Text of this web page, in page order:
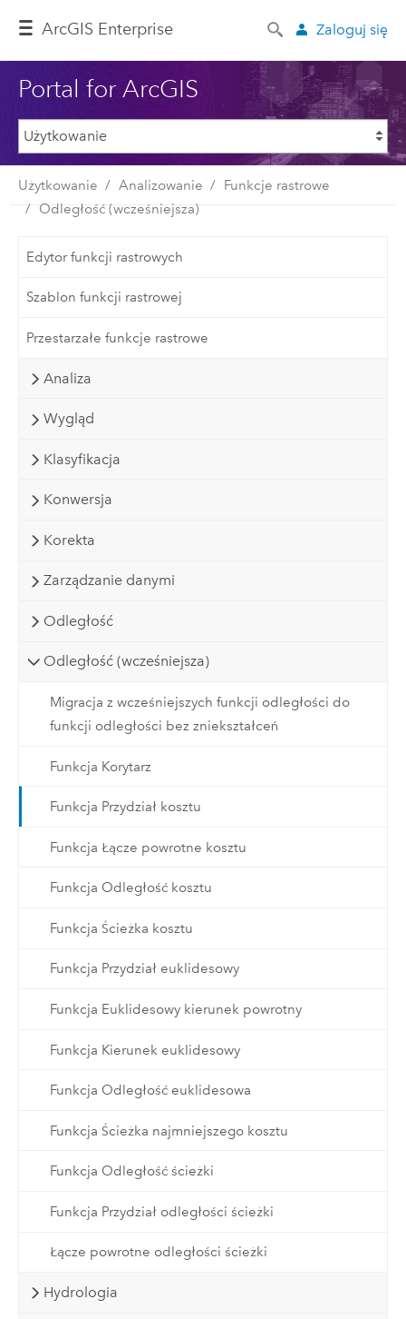
ArcGIS Enterprise Zaloguj się
Portal for ArcGIS
Użytkowanie Analizowanie
Funkcje rastrowe
Odległość (wcześniejsza)
Edytor funkcji rastrowych
Szablon funkcji rastrowej
Przestarzałe funkcje rastrowe
Analiza
Wygląd
Klasyfikacja
Konwersja
Korekta
Zarządzanie danymi
Odległość
Odległość (wcześniejsza)
Migracja z wcześniejszych funkcji odległości do
funkcji odległości bez zniekształceń
Funkcja Korytarz
Funkcja Przydział kosztu
Funkcja Łącze powrotne kosztu
Funkcja Odległość kosztu
Funkcja Ścieżka kosztu
Funkcja Przydział euklidesowy
Funkcja Euklidesowy kierunek powrotny
Funkcja Kierunek euklidesowy
Funkcja Odległość euklidesowa
Funkcja Ścieżka najmniejszego kosztu
Funkcja Odległość ścieżki
Funkcja Przydział odległości ścieżki
Łącze powrotne odległości ścieżki
Hydrologia